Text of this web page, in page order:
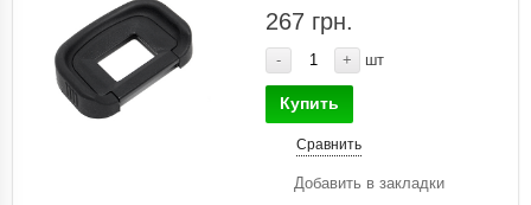
267 грн.
- + шт
Купить
Сравнить
Добавить в закладки